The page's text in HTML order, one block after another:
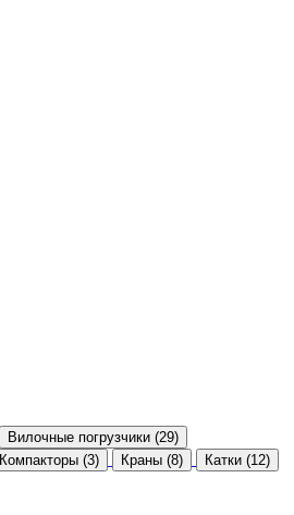
Вилочные погрузчики (29)
Компакторы (3) Краны (8)
Катки (12)